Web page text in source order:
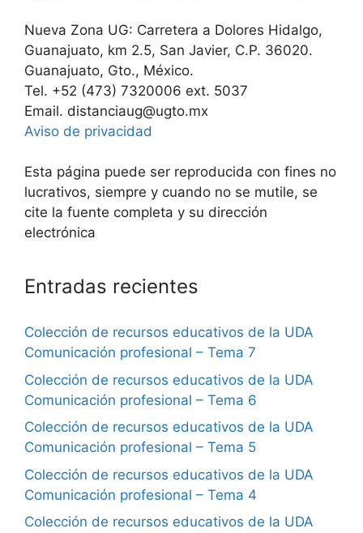
Nueva Zona UG: Carretera a Dolores Hidalgo,
Guanajuato, km 2.5, San Javier, C.P. 36020.
Guanajuato, Gto., México.
Tel. +52 (473) 7320006 ext. 5037
Email. distanciaug@ugto.mx
Aviso de privacidad
Esta página puede ser reproducida con fines no
lucrativos, siempre y cuando no se mutile, se
cite la fuente completa y su dirección
electrónica
Entradas recientes
Colección de recursos educativos de la UDA
Comunicación profesional – Tema 7
Colección de recursos educativos de la UDA
Comunicación profesional – Tema 6
Colección de recursos educativos de la UDA
Comunicación profesional – Tema 5
Colección de recursos educativos de la UDA
Comunicación profesional – Tema 4
Colección de recursos educativos de la UDA